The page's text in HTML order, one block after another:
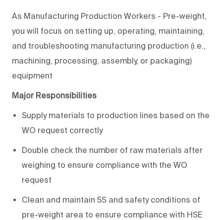
As Manufacturing Production Workers - Pre-weight,
you will focus on setting up, operating, maintaining,
and troubleshooting manufacturing production (i.e.,
machining, processing, assembly, or packaging)
equipment
Major Responsibilities
Supply materials to production lines based on the
WO request correctly
Double check the number of raw materials after
weighing to ensure compliance with the WO
request
Clean and maintain 5S and safety conditions of
pre-weight area to ensure compliance with HSE